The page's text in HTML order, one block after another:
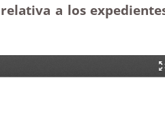
a los